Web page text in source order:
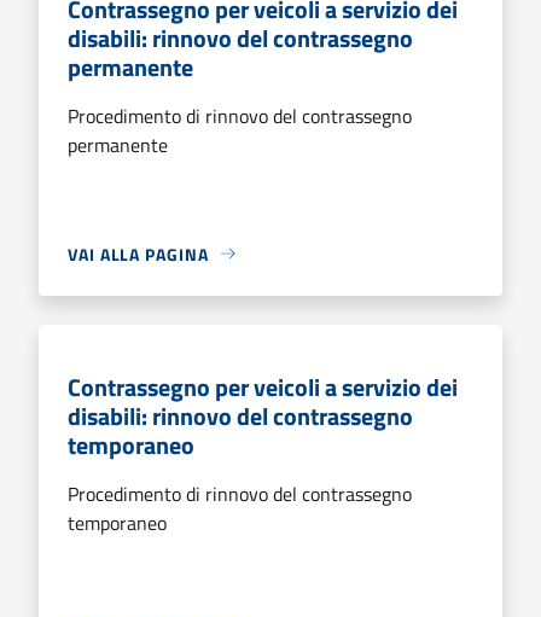
Contrassegno per veicoli a servizio dei
disabili: rinnovo del contrassegno
permanente
Procedimento di rinnovo del contrassegno
permanente
VAI ALLA PAGINA
Contrassegno per veicoli a servizio dei
disabili: rinnovo del contrassegno
temporaneo
Procedimento di rinnovo del contrassegno
temporaneo